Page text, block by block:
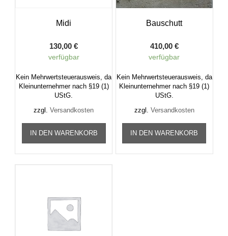
Midi
130,00€
verfügbar
Kein Mehrwertsteuerausweis, da
Kleinunternehmer nach §19 (1)
UStG.
zzgl.Versandkosten
IN DEN WARENKORB
Bauschutt
410,00 €
verfügbar
Kein Mehrwertsteuerausweis, da
Kleinunternehmer nach §19 (1)
UStG.
zzgl. Versandkosten
IN DEN WARENKORB